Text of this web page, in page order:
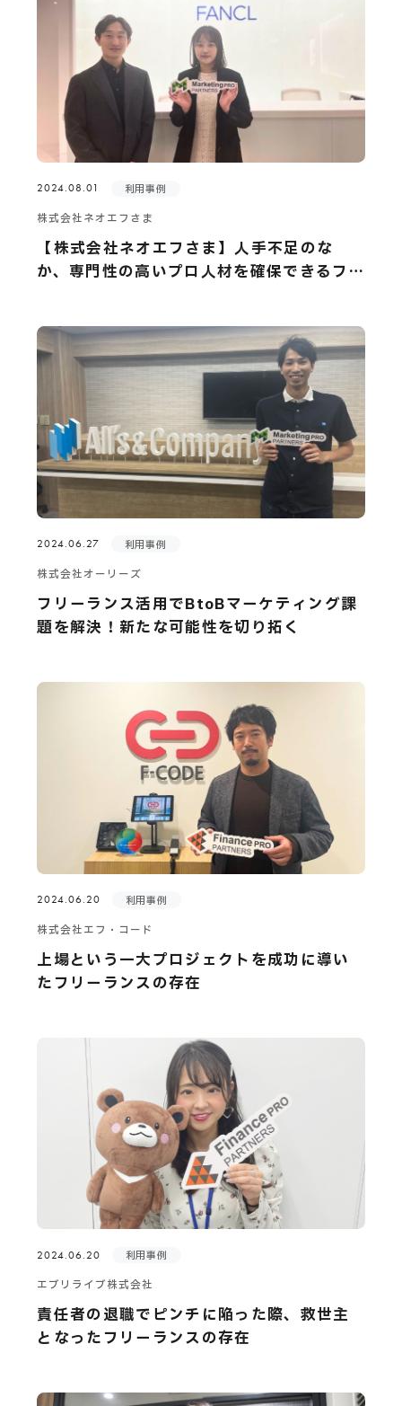
2024.08.01 利用事例
株式会社ネオエフさま
【株式会社ネオエフさま】人手不足のな
か、専門性の高いプロ人材を確保できるフ
2024.06.27 利用事例
株式会社オーリーズ
フリーランス活用でBtoBマーケティング課
題を解決！新たな可能性を切り拓く
2024.06.20 利用事例
株式会社エフ・コード
上場という一大プロジェクトを成功に導い
たフリーランスの存在
2024.06.20 利用事例
エブリライブ株式会社
責任者の退職でピンチに陥った際、救世主
となったフリーランスの存在